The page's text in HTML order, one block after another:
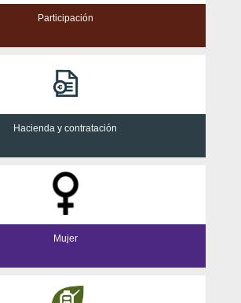
Participación
Hacienda y contratación
Mujer